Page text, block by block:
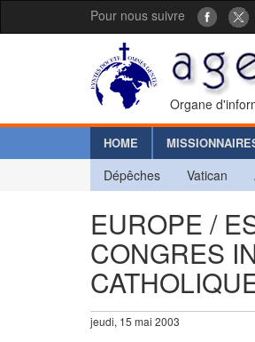
Pour nous suivre
Organe
HOME
Dépêches Vatican
EUROPE /
CONGRES
jeudi, 15 mai 2003